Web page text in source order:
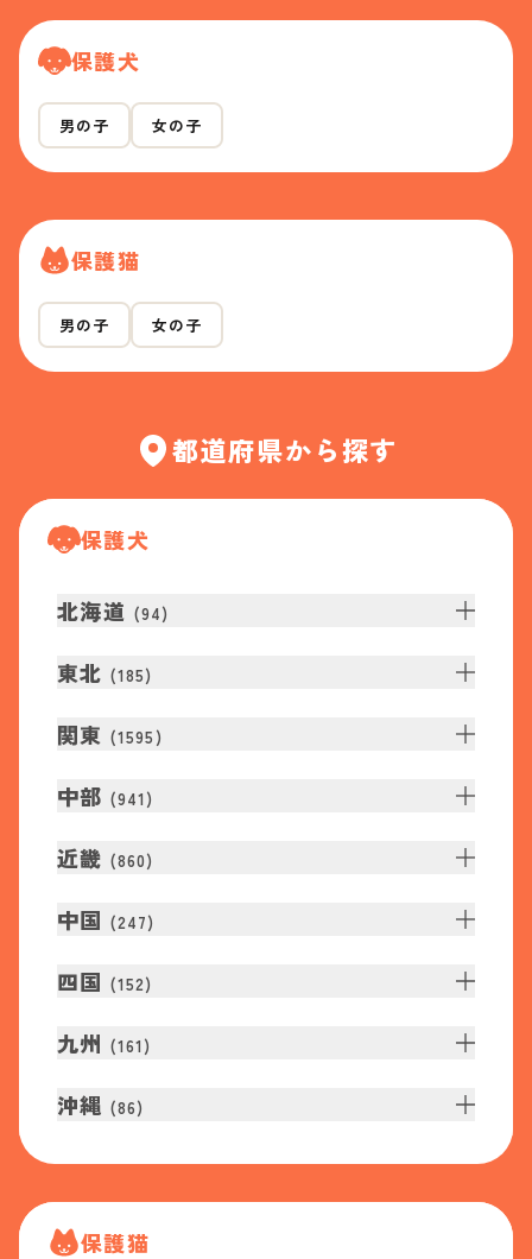
保護犬
男の子 女の子
保護猫
男の子 女の子
都道府県から探す
保護犬
北海道 (94)
東北 (185)
関東 (1595 )
中部 (941 )
近畿 (860)
中国 (247)
四国 (152)
九州 (161 )
沖縄 (86)
保護猫